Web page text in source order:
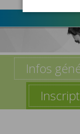
Infos